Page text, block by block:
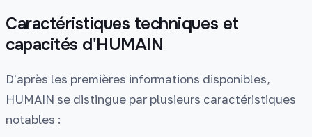
Caractéristiques techniques et
capacités d'HUMAIN
D'après les premières informations disponibles,
HUMAIN se distingue par plusieurs caractéristiques
notables :